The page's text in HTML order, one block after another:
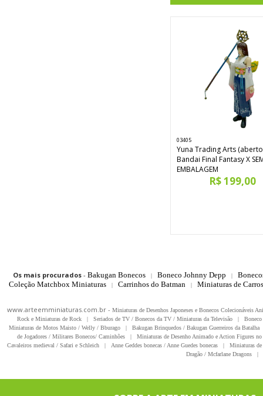
03405
Yuna Trading Arts
Bandai Final Fantasy X
EMBALAGEM
R$ 199,00
Os mais procurados- Bakugan Bonecos | Boneco Johnny Depp |
Coleção Matchbox Miniaturas
| Carrinhos do Batman | Miniaturas de
www.arteemminiaturas.com.br - Miniaturas de Desenhos Japoneses e Bonecos Colecionáveis
Rock e Miniaturas de Rock
| Seriados de TV / Bonecos da TV / Miniaturas da Televisão |
Miniaturas de Motos Maisto / Welly / Bburago
| Bakugan Brinquedos / Bakugan Guerreiros da Batalha
de Jogadores / Militares Bonecos/ Caminhões
|
Miniaturas de Desenho Animado e Action Figures
Cavaleiros medieval / Safari e Schleich
| Anne Geddes bonecas / Anne Guedes bonecas |
Miniaturas
Dragão / Mcfarlane Dragons
|